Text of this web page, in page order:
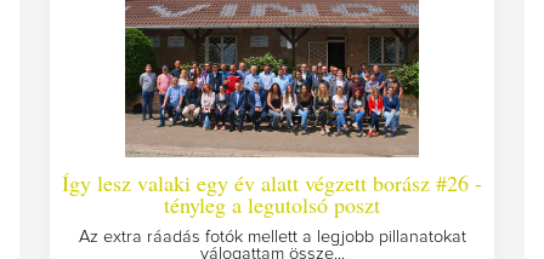
Így lesz valaki egy év alatt végzett borász #26 -
tényleg a legutolsó poszt
Az extra ráadás fotók mellett a legjobb pillanatokat
válogattam össze...